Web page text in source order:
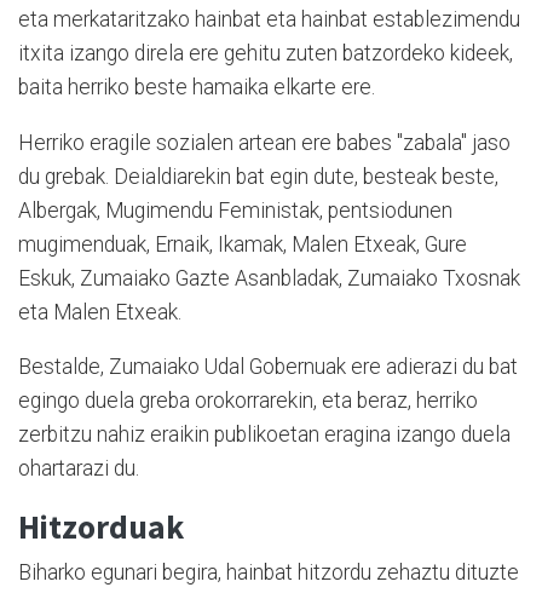
eta merkataritzako hainbat eta hainbat establezimendu
itxita izango direla ere gehitu zuten batzordeko kideek,
baita herriko beste hamaika elkarte ere.
Herriko eragile sozialen artean ere babes "zabala" jaso
du grebak. Deialdiarekin bat egin dute, besteak beste,
Albergak, Mugimendu Feministak, pentsiodunen
mugimenduak, Ernaik, Ikamak, Malen Etxeak, Gure
Eskuk, Zumaiako Gazte Asanbladak, Zumaiako Txosnak
eta Malen Etxeak.
Bestalde, Zumaiako Udal Gobernuak ere adierazi du bat
egingo duela greba orokorrarekin, eta beraz, herriko
zerbitzu nahiz eraikin publikoetan eragina izango duela
ohartarazi du.
Hitzorduak
Biharko egunari begira, hainbat hitzordu zehaztu dituzte